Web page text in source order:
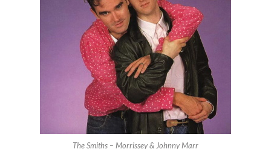
The Smiths – Morrissey & Johnny Marr